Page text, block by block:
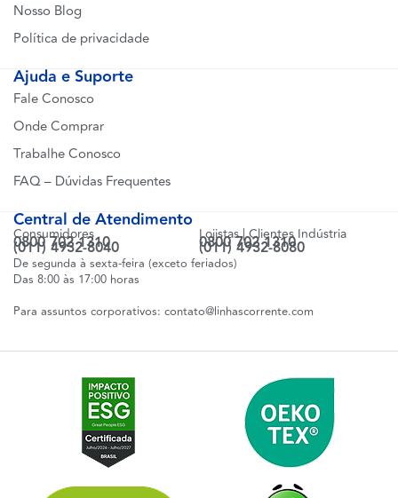
Nosso Blog
Política de privacidade
Ajuda e Suporte
Fale Conosco
Onde Comprar
Trabalhe Conosco
FAQ – Dúvidas Frequentes
Central de Atendimento
Consumidores
0800 702 1310
(011) 4932-8040
Lojistas | Clientes Indústria
0800 702 1310
(011) 4932-8080
De segunda à sexta-feira (exceto feriados)
Das 8:00 às 17:00 horas
Para assuntos corporativos: contato@linhascorrente.com